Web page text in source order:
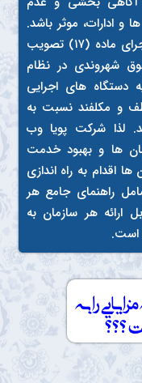
و ادارات، موثر باشد.
به استناد بند ۲ ماده (۱۸) در راستای اجرای ماده (۱۷) تصویب
شهروندی در نظام
دستگاه های اجرایی
و مکلفند نسبت به
لذا شرکت پویا وب
ها و بهبود خدمت
اقدام به راه اندازی
راهنمای جامع هر
هر سازمان به
است.
را به
؟؟؟